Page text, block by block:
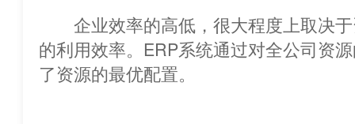
企业效率的高低，很大程度上取决
的利用效率。ERP系统通过对全公司资
了资源的最优配置。